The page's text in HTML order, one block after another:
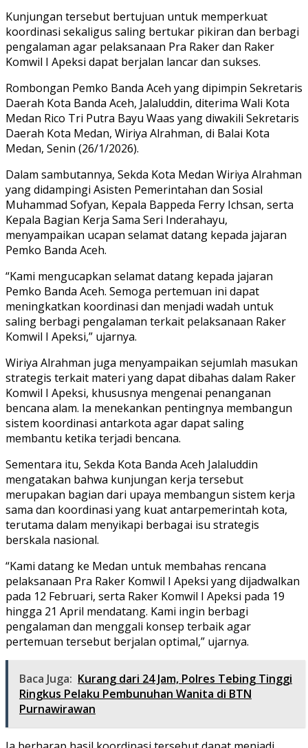
Kunjungan tersebut bertujuan untuk memperkuat
koordinasi sekaligus saling bertukar pikiran dan berbagi
pengalaman agar pelaksanaan Pra Raker dan Raker
Komwil I Apeksi dapat berjalan lancar dan sukses.
Rombongan Pemko Banda Aceh yang dipimpin Sekretaris
Daerah Kota Banda Aceh, Jalaluddin, diterima Wali Kota
Medan Rico Tri Putra Bayu Waas yang diwakili Sekretaris
Daerah Kota Medan, Wiriya Alrahman, di Balai Kota
Medan, Senin (26/1/2026).
Dalam sambutannya, Sekda Kota Medan Wiriya Alrahman
yang didampingi Asisten Pemerintahan dan Sosial
Muhammad Sofyan, Kepala Bappeda Ferry Ichsan, serta
Kepala Bagian Kerja Sama Seri Inderahayu,
menyampaikan ucapan selamat datang kepada jajaran
Pemko Banda Aceh.
“Kami mengucapkan selamat datang kepada jajaran
Pemko Banda Aceh. Semoga pertemuan ini dapat
meningkatkan koordinasi dan menjadi wadah untuk
saling berbagi pengalaman terkait pelaksanaan Raker
Komwil I Apeksi,” ujarnya.
Wiriya Alrahman juga menyampaikan sejumlah masukan
strategis terkait materi yang dapat dibahas dalam Raker
Komwil I Apeksi, khususnya mengenai penanganan
bencana alam. Ia menekankan pentingnya membangun
sistem koordinasi antarkota agar dapat saling
membantu ketika terjadi bencana.
Sementara itu, Sekda Kota Banda Aceh Jalaluddin
mengatakan bahwa kunjungan kerja tersebut
merupakan bagian dari upaya membangun sistem kerja
sama dan koordinasi yang kuat antarpemerintah kota,
terutama dalam menyikapi berbagai isu strategis
berskala nasional.
“Kami datang ke Medan untuk membahas rencana
pelaksanaan Pra Raker Komwil I Apeksi yang dijadwalkan
pada 12 Februari, serta Raker Komwil I Apeksi pada 19
hingga 21 April mendatang. Kami ingin berbagi
pengalaman dan menggali konsep terbaik agar
pertemuan tersebut berjalan optimal,” ujarnya.
Baca Juga: Kurang dari 24 Jam, Polres Tebing Tinggi
Ringkus Pelaku Pembunuhan Wanita di BTN
Purnawirawan